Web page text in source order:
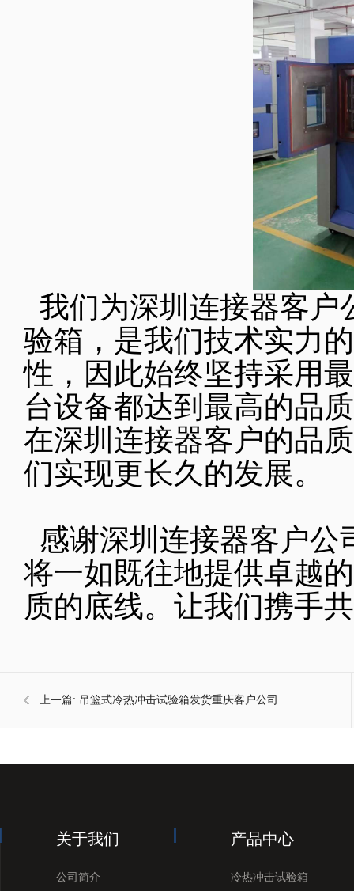
我们为深圳连接器客户
验箱，是我们技术实力
性，因此始终坚持采用
台设备都达到最高的品
在深圳连接器客户的品
们实现更长久的发展。
感谢深圳连接器客户公
将一如既往地提供卓越
质的底线。让我们携手
上一篇: 吊篮式冷热冲击试验箱​发货重庆客户公司
关于我们
公司简介
产品中心
冷热冲击试验箱